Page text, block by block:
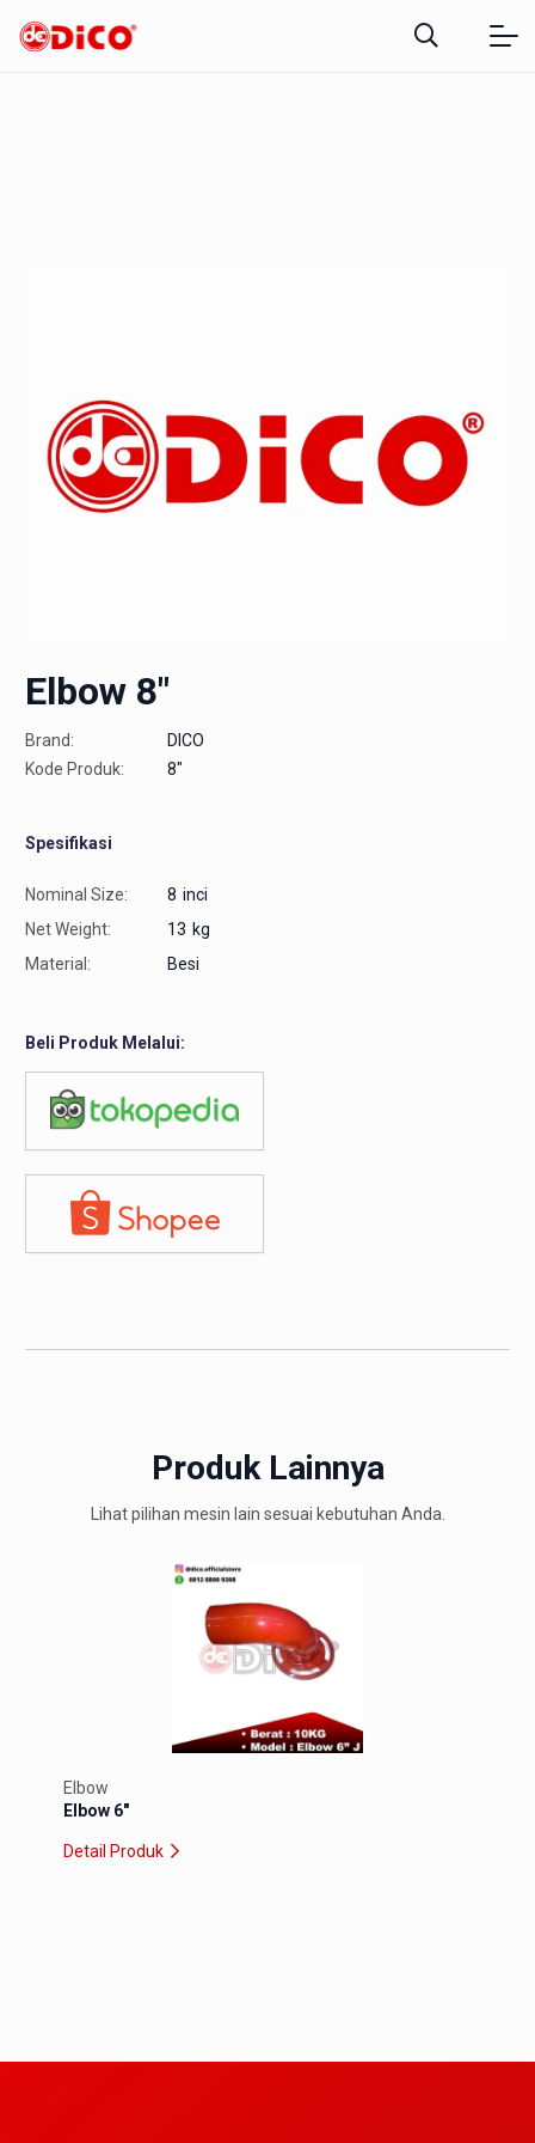
Elbow 8″
Brand:
DICO
Kode Produk:
8"
Spesifikasi
Nominal Size: 8 inci
Net Weight:
13 kg
Material:
Besi
Beli Produk Melalui:
Produk Lainnya
Lihat pilihan mesin lain sesuai kebutuhan Anda.
Elbow
Elbow 6″
Detail Produk